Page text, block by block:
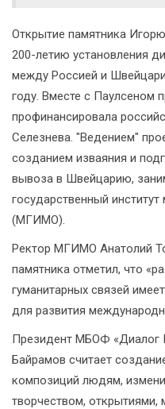
Открытие памятника
200-летию установления
между Россией и
году. Вместе с Паулсеном
профинансировала
Селезнева. "Ведением"
созданием изваяния и
вывоза в Швейцарию,
государственный
(МГИМО).
Ректор МГИМО Анатолий
памятника отметил, что
гуманитарных связей
для развития
Президент МБОФ «Диалог
Байрамов считает
композиций людям,
творчеством, открытиями,